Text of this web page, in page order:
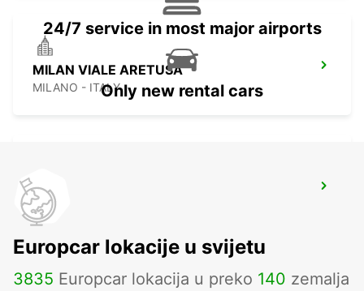
MILAN VIALE ARETUSA
MILANO - ITALY
MONZA
MONZA - ITALY
24/7 service in most major airports
Only new rental cars
Europcar lokacije u svijetu
3835 Europcar lokacija u preko 140 zemalja